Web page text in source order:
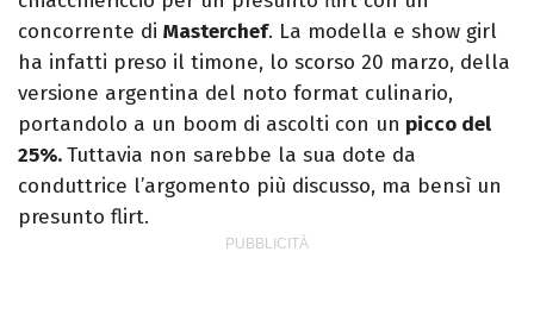
concorrente di Masterchef. La modella e show girl
ha infatti preso il timone, lo scorso 20 marzo, della
versione argentina del noto format culinario,
portandolo a un boom di ascolti con un picco del
25%.Tuttavia non sarebbe la sua dote da
conduttrice l’argomento più discusso, ma bensì un
presunto flirt.